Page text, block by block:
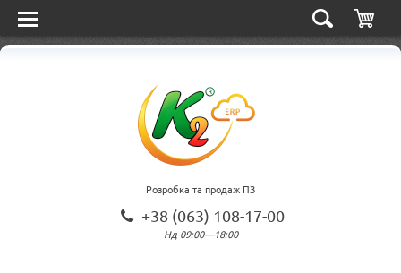
Розробка та продаж ПЗ
+38 (063) 108-17-00
Нд 09:00—18:00